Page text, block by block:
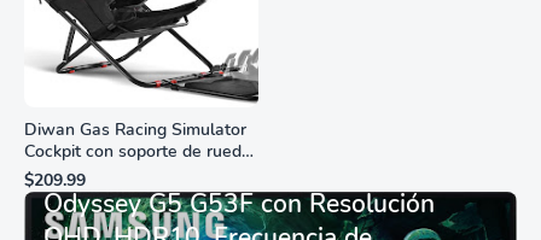
Diwan Gas Racing Simulator
Cockpit con soporte de rueda
de carreras plegable y
asiento - Logitech
G29/920/923/27/25,
$209.99
Monitor Gamer SAMSUNG 27”
Odyssey G5 G53F con Resolución